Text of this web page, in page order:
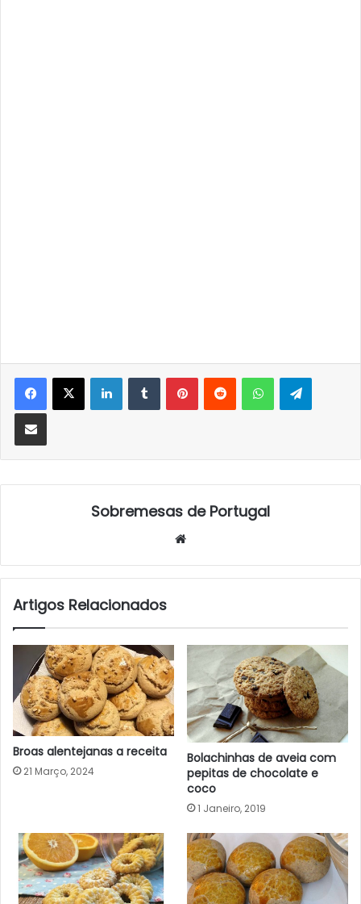
LinkedInTumblrPinterestReddit WhatsApp
Partilhar Via Email
Sobremesas de Portugal
Artigos Relacionados
Broas alentejanas a receita
21 Março, 2024
Bolachinhas de aveia com
pepitas de chocolate e
coco
1 Janeiro, 2019